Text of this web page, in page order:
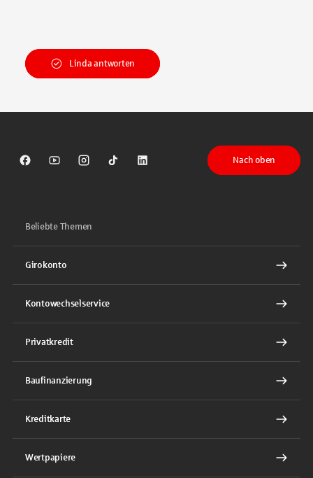
Linda antworten
Sparkasse auf Facebook
Sparkasse auf Youtube
Sparkasse auf Instagram
Sparkasse auf TikTok
Sparkasse auf LinkedIn
Nach oben
Beliebte Themen
Girokonto
Kontowechselservice
Privatkredit
Baufinanzierung
Kreditkarte
Wertpapiere